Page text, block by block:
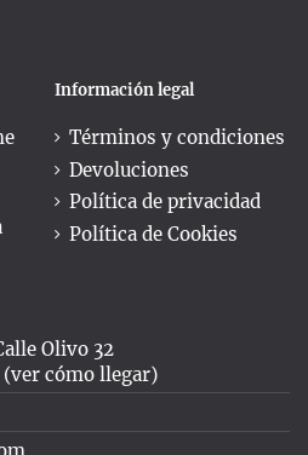
Información legal
Términos y condiciones
Devoluciones
Política de privacidad
Política de Cookies
Olivo 32
(ver cómo llegar)